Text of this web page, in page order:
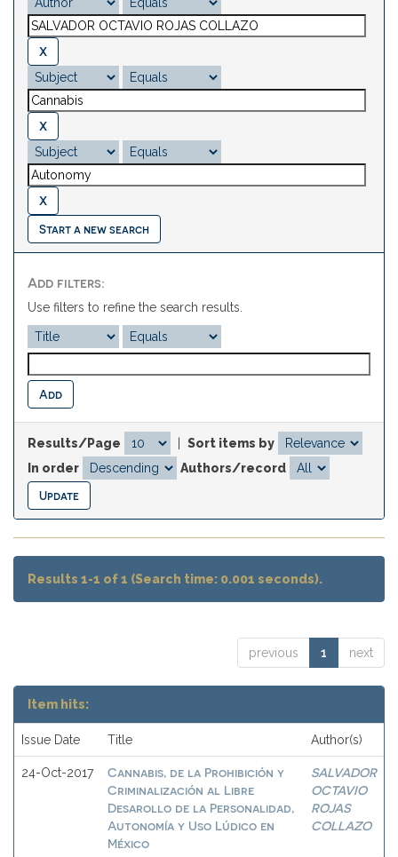
Start a new search
Add filters:
Use filters to refine the search results.
Results/Page
Sort items by
In order
Authors/record
Results 1-1 of 1 (Search time: 0.001 seconds).
previous 1 next
Item hits:
Issue Date Title Author(s)
24-Oct-2017
Cannabis, de la Prohibición y
Criminalización al Libre
Desarollo de la Personalidad,
Autonomía y Uso Lúdico en
México
SALVADOR
OCTAVIO
ROJAS
COLLAZO